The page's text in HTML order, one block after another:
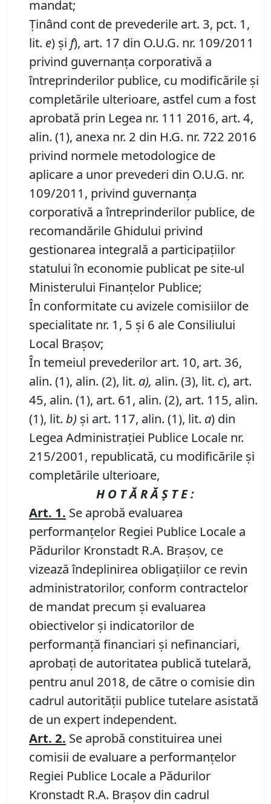
mandat;
Ţinând cont de prevederile art. 3, pct. 1,
lit. e) şi f), art. 17 din O.U.G. nr. 109/2011
privind guvernanţa corporativă a
întreprinderilor publice, cu modificările şi
completările ulterioare, astfel cum a fost
aprobată prin Legea nr. 111 2016, art. 4,
alin. (1), anexa nr. 2 din H.G. nr. 722 2016
privind normele metodologice de
aplicare a unor prevederi din O.U.G. nr.
109/2011, privind guvernanţa
corporativă a întreprinderilor publice, de
recomandările Ghidului privind
gestionarea integrală a participaţiilor
statului în economie publicat pe site-ul
Ministerului Finanţelor Publice;
În conformitate cu avizele comisiilor de
specialitate nr. 1, 5 şi 6 ale Consiliului
Local Braşov;
În temeiul prevederilor art. 10, art. 36,
alin. (1), alin. (2), lit. a), alin. (3), lit. c), art.
45, alin. (1), art. 61, alin. (2), art. 115, alin.
(1), lit. b) şi art. 117, alin. (1), lit. a) din
Legea Administraţiei Publice Locale nr.
215/2001, republicată, cu modificările şi
completările ulterioare,
H O T Ă R Ă Ş T E :
Art. 1. Se aprobă evaluarea
performanţelor Regiei Publice Locale a
Pădurilor Kronstadt R.A. Braşov, ce
vizeazăîndeplinirea obligaţiilor ce revin
administratorilor, conform contractelor
de mandat precum şi evaluarea
obiectivelor şi indicatorilor de
performanţă financiari şi nefinanciari,
aprobaţi de autoritatea publică tutelară,
pentru anul 2018, de către o comisie din
cadrul autorităţii publice tutelare asistată
de un expert independent.
Art. 2. Se aprobă constituirea unei
comisii de evaluare a performanţelor
Regiei Publice Locale a Pădurilor
Kronstadt R.A. Braşov din cadrul